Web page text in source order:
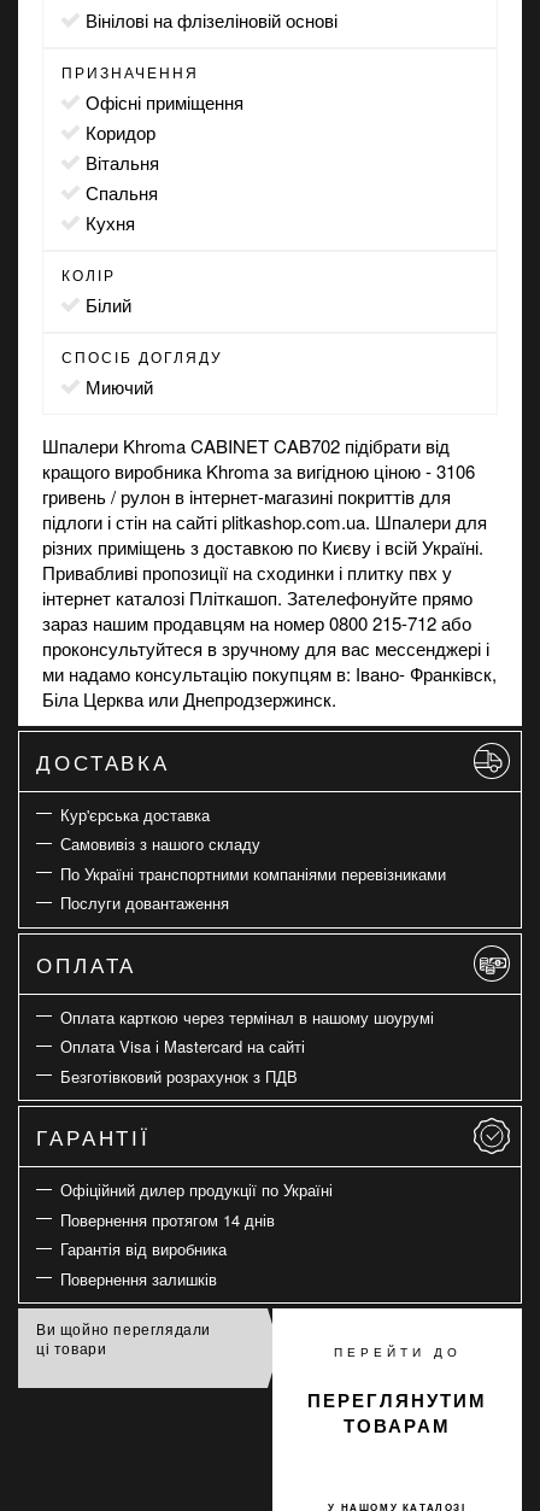
вінілові на флізеліновій основі
ПРИЗНАЧЕННЯ
офісні приміщення
коридор
вітальня
спальня
кухня
КОЛІР
білий
СПОСІБ ДОГЛЯДУ
миючий
Шпалери Khroma CABINET CAB702 підібрати від
кращого виробника Khroma за вигідною ціною - 3106
гривень / рулон в інтернет-магазині покриттів для
підлоги і стін на сайті plitkashop.com.ua. Шпалери для
різних приміщень з доставкою по Києву і всій Україні.
Привабливі пропозиції насходинки і плитку пвх у
інтернет каталозі Пліткашоп. Зателефонуйте прямо
зараз нашим продавцям на номер 0800 215-712 або
проконсультуйтеся в зручному для вас мессенджері і
ми надамо консультацію покупцям в: Івано- Франківск,
Біла Церква или Днепродзержинск.
ДОСТАВКА
Кур'єрська доставка
Самовивіз з нашого складу
По Україні транспортними компаніями перевізниками
Послуги довантаження
ОПЛАТА
Оплата карткою через термінал в нашому шоурумі
Оплата Visa і Mastercard на сайті
Безготівковий розрахунок з ПДВ
ГАРАНТІЇ
Офіційний дилер продукції по Україні
Повернення протягом 14 днів
Гарантія від виробника
Повернення залишків
Ви щойно переглядали
ці товари
ПЕРЕЙТИ ДО
У НАШОМУ КАТАЛОЗІ
ПЕРЕГЛЯНУТИМ
ТОВАРАМ